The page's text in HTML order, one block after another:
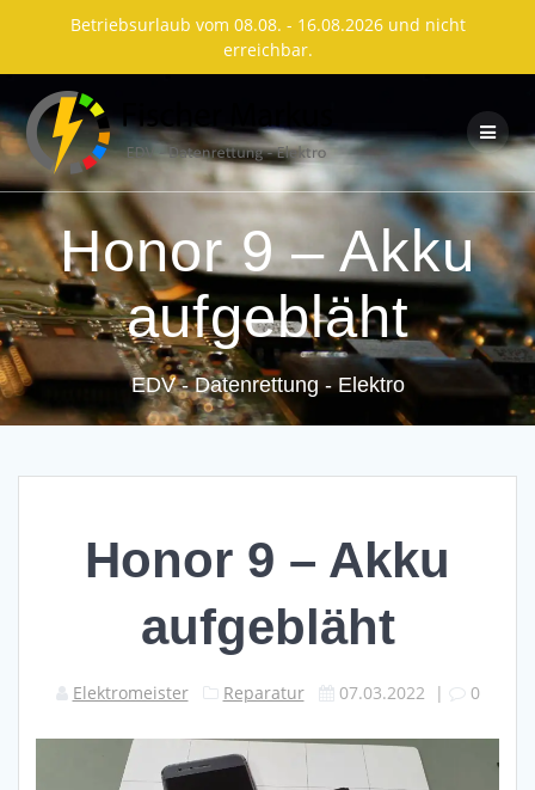
Betriebsurlaub vom 08.08. - 16.08.2026 und nicht
erreichbar.
content
Honor 9 – Akku
aufgebläht
EDV - Datenrettung - Elektro
Honor 9 – Akku
aufgebläht
Elektromeister Reparatur 07.03.2022 | 0